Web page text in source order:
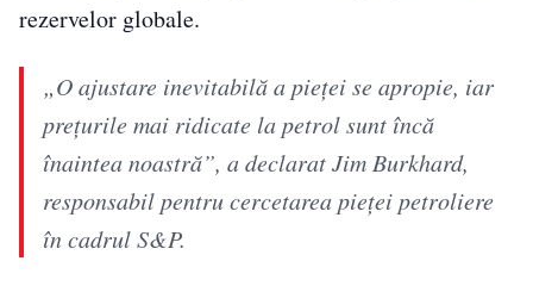
rezervelor globale.
„O ajustare inevitabilă a pieței se apropie, iar
prețurile mai ridicate la petrol sunt încă
înaintea noastră”, a declarat Jim Burkhard,
responsabil pentru cercetarea pieței petroliere
în cadrul S&P.